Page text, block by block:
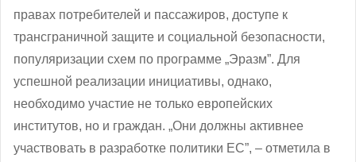
правах потребителей и пассажиров, доступе к
трансграничной защите и социальной безопасности,
популяризации схем по программе „Эразм”. Для
успешной реализации инициативы, однако,
необходимо участие не только европейских
институтов, но и граждан. „Они должны активнее
участвовать в разработке политики ЕС”, – отметила в